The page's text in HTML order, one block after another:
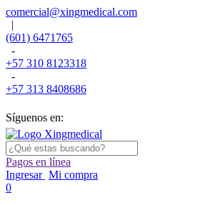
comercial@xingmedical.com
|
(601) 6471765
-
+57 310 8123318
-
+57 313 8408686
Síguenos en:
Pagos en línea
Ingresar Mi compra
0